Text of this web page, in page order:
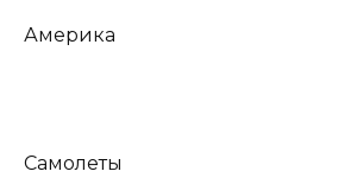
Америка
Самолеты